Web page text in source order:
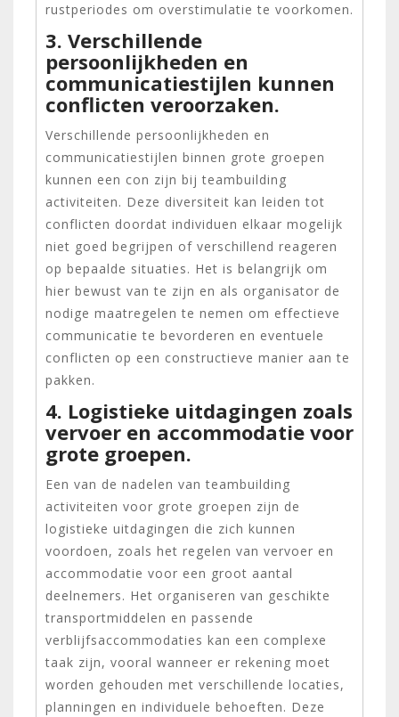
rustperiodes om overstimulatie te voorkomen.
3. Verschillende
persoonlijkheden en
communicatiestijlen kunnen
conflicten veroorzaken.
Verschillende persoonlijkheden en
communicatiestijlen binnen grote groepen
kunnen een con zijn bij teambuilding
activiteiten. Deze diversiteit kan leiden tot
conflicten doordat individuen elkaar mogelijk
niet goed begrijpen of verschillend reageren
op bepaalde situaties. Het is belangrijk om
hier bewust van te zijn en als organisator de
nodige maatregelen te nemen om effectieve
communicatie te bevorderen en eventuele
conflicten op een constructieve manier aan te
pakken.
4. Logistieke uitdagingen zoals
vervoer en accommodatie voor
grote groepen.
Een van de nadelen van teambuilding
activiteiten voor grote groepen zijn de
logistieke uitdagingen die zich kunnen
voordoen, zoals het regelen van vervoer en
accommodatie voor een groot aantal
deelnemers. Het organiseren van geschikte
transportmiddelen en passende
verblijfsaccommodaties kan een complexe
taak zijn, vooral wanneer er rekening moet
worden gehouden met verschillende locaties,
planningen en individuele behoeften. Deze